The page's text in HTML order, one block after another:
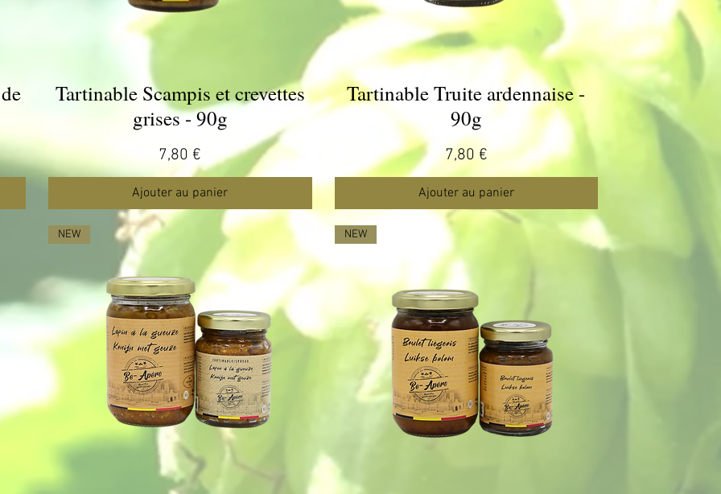
Aperçu rapide
Tartinable Scampis et crevettes
grises - 90g
Prix
7,80 €
Ajouter au panier
Aperçu rapide
Tartinable Truite ardennaise -
90g
Prix
7,80 €
Ajouter au panier
NEW NEW